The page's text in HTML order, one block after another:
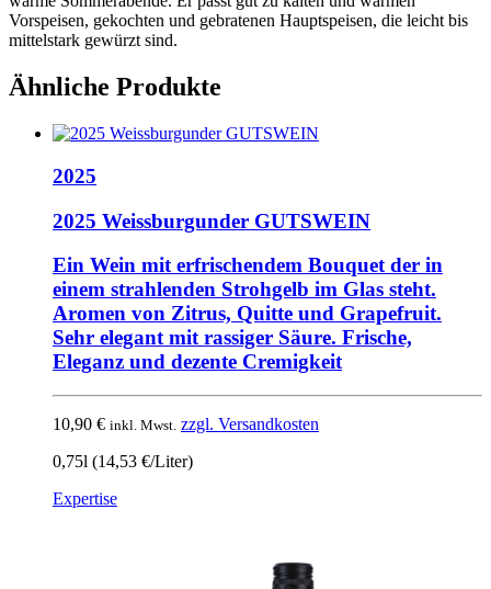
Vorspeisen, gekochten und gebratenen Hauptspeisen, die leicht bis
mittelstark gewürzt sind.
Ähnliche Produkte
2025
2025 Weissburgunder GUTSWEIN
Ein Wein mit erfrischendem Bouquet der in
einem strahlenden Strohgelb im Glas steht.
Aromen von Zitrus, Quitte und Grapefruit.
Sehr elegant mit rassiger Säure. Frische,
Eleganz und dezente Cremigkeit
10,90 € inkl. Mwst. zzgl. Versandkosten
0,75l (14,53 €/Liter)
Expertise